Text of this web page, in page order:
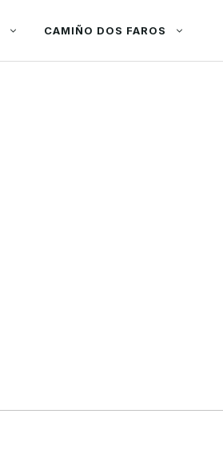
CAMIÑO DOS FAROS